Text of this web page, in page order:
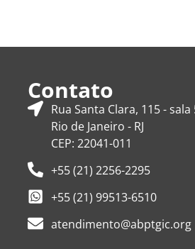
Contato
Rua Santa Clara, 115 -
Rio de Janeiro - RJ
CEP: 22041-011
+55 (21) 2256-2295
+55 (21) 99513-6510
atendimento@abptgic.org